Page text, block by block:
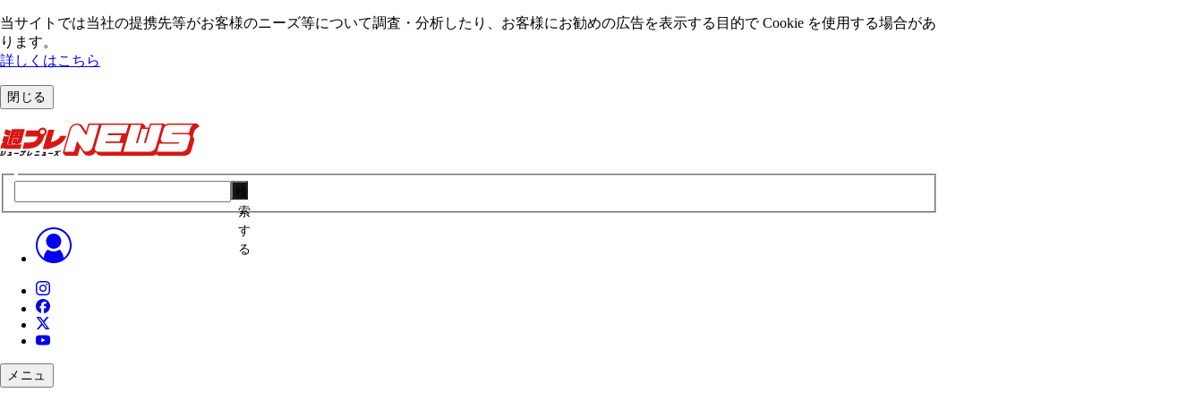
当サイトでは当社の提携先等がお客様のニーズ等について調査・分析したり、お客様にお勧めの広告を表⽰する⽬的で Cookie を使⽤する場合があ
ります。
詳しくはこちら
閉じる
索
す
る
メニュ